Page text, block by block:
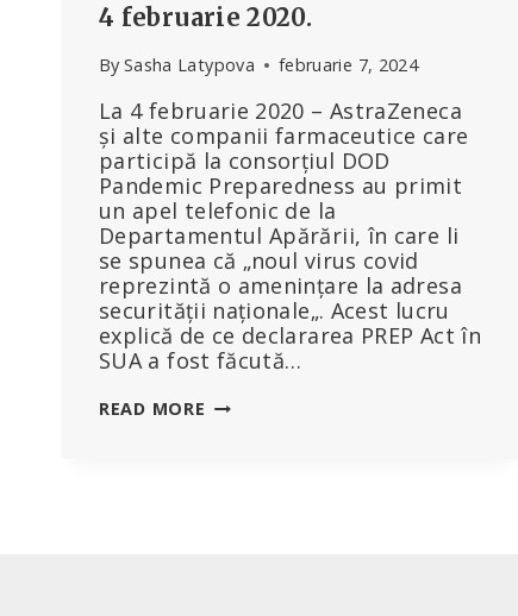
4 februarie 2020.
By Sasha Latypova februarie 7, 2024
La 4 februarie 2020 – AstraZeneca
și alte companii farmaceutice care
participă la consorțiul DOD
Pandemic Preparedness au primit
un apel telefonic de la
Departamentul Apărării, în care li
se spunea că „noul virus covid
reprezintă o amenințare la adresa
securității naționale„. Acest lucru
explică de ce declararea PREP Act în
SUA a fost făcută…
READ MORE ÎNREGISTRARE